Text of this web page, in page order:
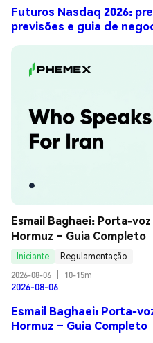
Futuros Nasdaq 2026:
previsões e guia de
Esmail Baghaei: Porta-
Hormuz – Guia Completo
Iniciante
Regulamentação
2026-08-06
10-15m
2026-08-06
Esmail Baghaei: Porta-
Hormuz – Guia Completo